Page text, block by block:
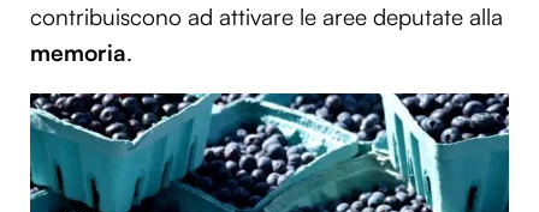
contribuiscono ad attivare le aree deputate alla
memoria.